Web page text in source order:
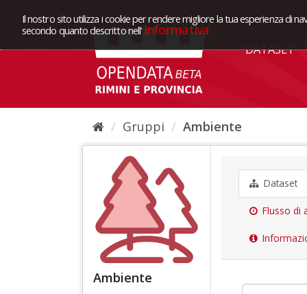
Il nostro sito utilizza i cookie per rendere migliore la tua esperienza di
secondo quanto descritto nell' Informativa
DATASET
Gruppi Ambiente
Ambiente
Dataset
Flusso di